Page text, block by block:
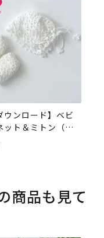
ウンロード】ベビ
ット＆ミトン（レ
商品も見て